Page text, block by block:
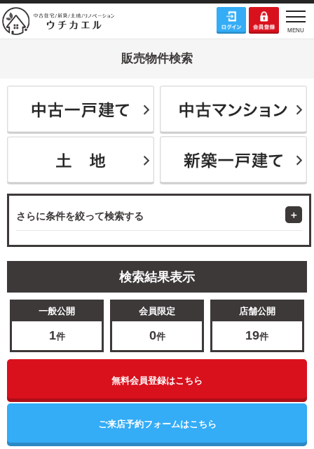
販売物件検索
さらに条件を絞って検索する
検索結果表示
一般公開
1件
会員限定
0件
店舗公開
19件
無料会員登録はこちら
ご来店予約フォームはこちら